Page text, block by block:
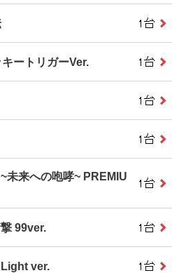
ートリガーVer.
未来への咆哮~ PREMIU
99ver.
Light ver.